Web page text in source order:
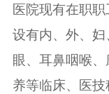
医院现有在职
设有内、外、妇
眼、耳鼻咽喉
养等临床、医技